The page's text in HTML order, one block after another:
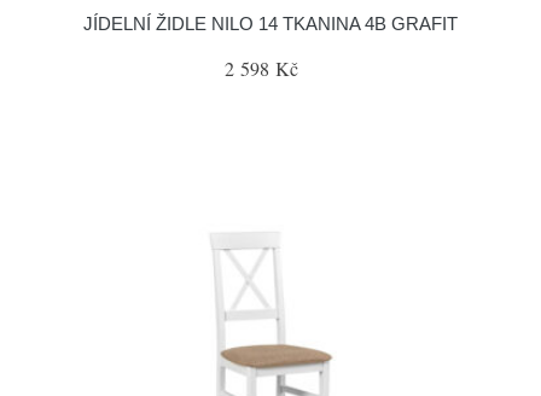
JÍDELNÍ ŽIDLE NILO 14 TKANINA 4B GRAFIT
2 598 Kč